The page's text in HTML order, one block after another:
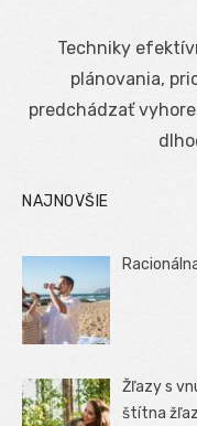
Techniky
plánovania,
predchádzať
NAJNOVŠIE
Žľazy s
štítna